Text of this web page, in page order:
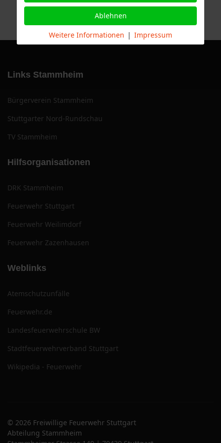
Links Stammheim
Bürgerverein Stammheim
Stuttgarter Nord-Rundschau
TV Stammheim
Hilfsorganisationen
DRK Stammheim
Feuerwehr Stuttgart
Feuerwehr Weilimdorf
Feuerwehr Zazenhausen
Weblinks
Atemschutzunfälle
Feuerwehr.de
Landesfeuerwehrschule BW
Stadtfeuerwehrverband Stuttgart
Wikipedia - Feuerwehr
© 2026 Freiwillige Feuerwehr Stuttgart
Abteilung Stammheim
Ablehnen
Weitere Informationen | Impressum